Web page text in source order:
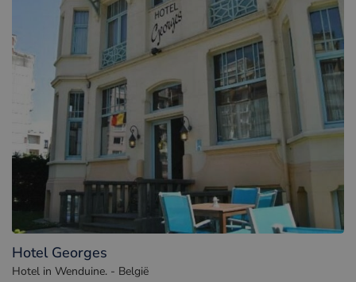
Hotel Georges
Hotel in Wenduine. - België